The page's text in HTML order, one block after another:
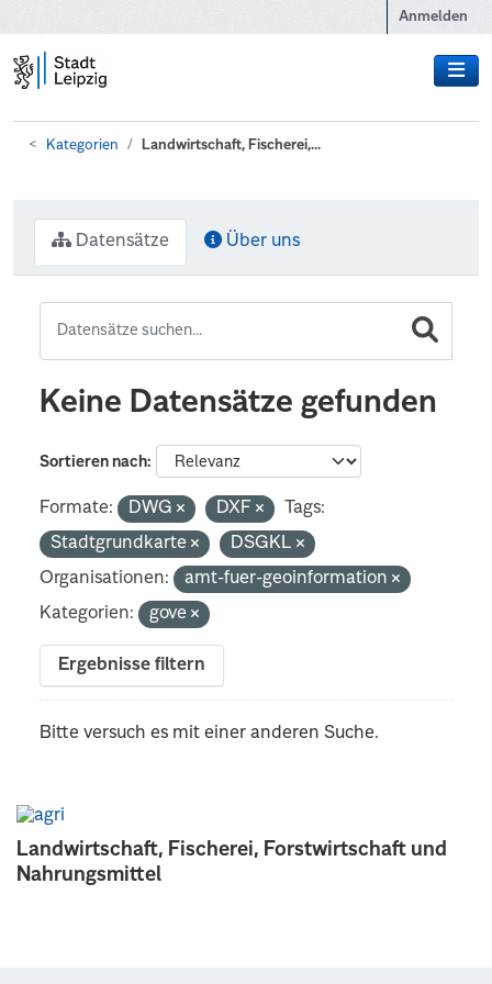
Anmelden
Kategorien Landwirtschaft, Fischerei,...
Landwirtschaft, Fischerei, Forstwirtschaft und
Nahrungsmittel
Datensätze Über uns
Keine Datensätze gefunden
Sortieren nach
Formate: DWG DXF
Tags:
Stadtgrundkarte
DSGKL
Organisationen:
amt-fuer-geoinformation
Kategorien:
gove
Ergebnisse filtern
Bitte versuch es mit einer anderen Suche.